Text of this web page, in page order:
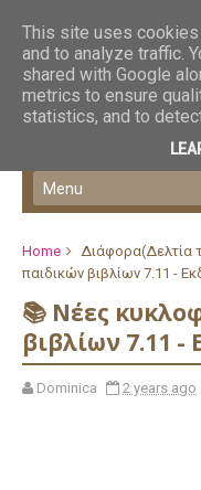
Home Διάφορα(Δελτία
παιδικών βιβλίων 7.11 -
📚 Νέες
βιβλίων 7.11 -
Dominica 2 years ago
This site uses
and to analyze traffic.
shared with Google
metrics to ensure
statistics, and to